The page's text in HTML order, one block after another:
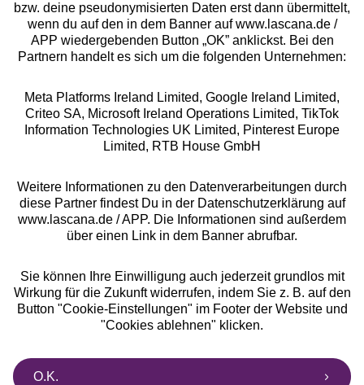
Rechtliches
Alle Preise inkl. MwSt., zzgl.
Versandkosten
** Bonität vorausgesetzt, berechtigt zur Bonitätsprüfung
bzw. deine pseudonymisierten Daten erst dann übermittelt,
wenn du auf den in dem Banner auf www.lascana.de /
APP wiedergebenden Button „OK” anklickst. Bei den
Partnern handelt es sich um die folgenden Unternehmen:
Meta Platforms Ireland Limited, Google Ireland Limited,
Criteo SA, Microsoft Ireland Operations Limited, TikTok
Information Technologies UK Limited, Pinterest Europe
Limited, RTB House GmbH
Weitere Informationen zu den Datenverarbeitungen durch
diese Partner findest Du in der Datenschutzerklärung auf
www.lascana.de / APP. Die Informationen sind außerdem
über einen Link in dem Banner abrufbar.
Sie können Ihre Einwilligung auch jederzeit grundlos mit
Wirkung für die Zukunft widerrufen, indem Sie z. B. auf den
Button "Cookie-Einstellungen" im Footer der Website und
"Cookies ablehnen" klicken.
O.K.